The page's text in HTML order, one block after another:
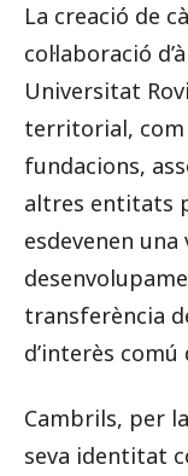
La creació de
col·laboració
Universitat
territorial, com
fundacions,
altres entitats
esdevenen una
transferència
d’interès
Cambrils, per
seva identitat